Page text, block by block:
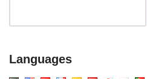
Languages